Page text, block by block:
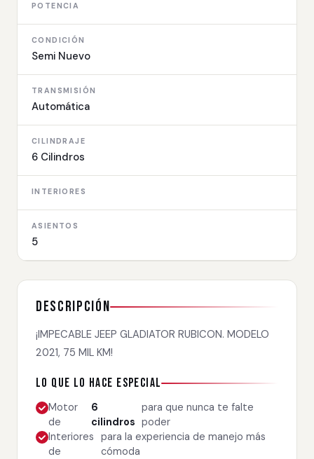
POTENCIA
CONDICIÓN
Semi Nuevo
TRANSMISIÓN
Automática
CILINDRAJE
6 Cilindros
INTERIORES
ASIENTOS
5
Descripción
¡IMPECABLE JEEP GLADIATOR RUBICON. MODELO
2021, 75 MIL KM!
Lo que lo hace especial
Motor
de
6
cilindros
para que nunca te falte
poder
Interiores
de
para la experiencia de manejo más
cómoda